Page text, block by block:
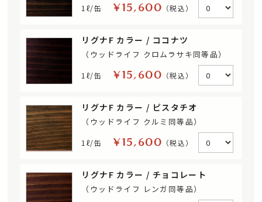
1ℓ/缶 ¥15,600 （税込）
リグナF カラー / ココナツ
（ウッドライフ クロムラサキ同等品）
1ℓ/缶 ¥15,600 （税込）
リグナF カラー / ピスタチオ
（ウッドライフ クルミ同等品）
1ℓ/缶 ¥15,600 （税込）
リグナF カラー / チョコレート
（ウッドライフ レンガ同等品）